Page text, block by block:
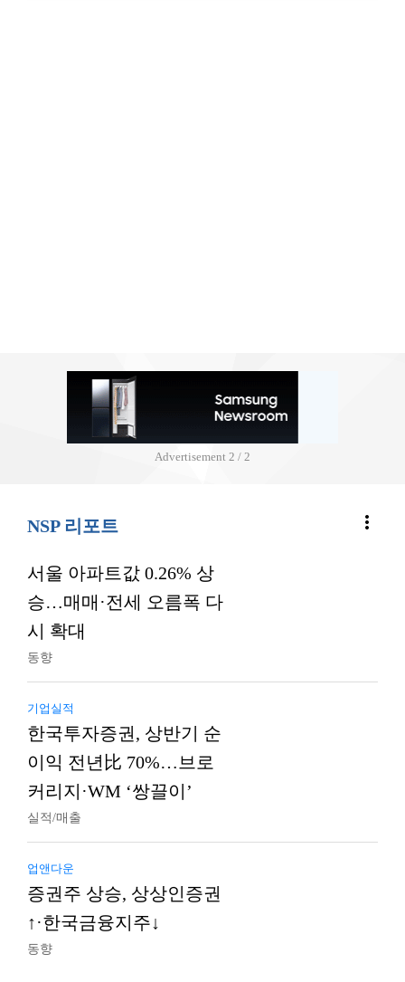
Advertisement 2 / 2
NSP 리포트 more_vert
서울 아파트값 0.26% 상
승…매매·전세 오름폭 다
시 확대
동향
기업실적
한국투자증권, 상반기 순
이익 전년比 70%…브로
커리지·WM ‘쌍끌이’
실적/매출
업앤다운
증권주 상승, 상상인증권
↑·한국금융지주↓
동향